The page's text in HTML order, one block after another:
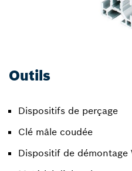
Outils
Dispositifs de perçage
Clé mâle coudée
Dispositif de démontage